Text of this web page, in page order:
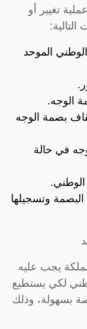
تغيير أو
الموحد
الوجه.
بصمة الوجه
في حالة
الوطني.
وتسجيلها
يجب عليه
لكي يستطيع
بسهولة، وذلك